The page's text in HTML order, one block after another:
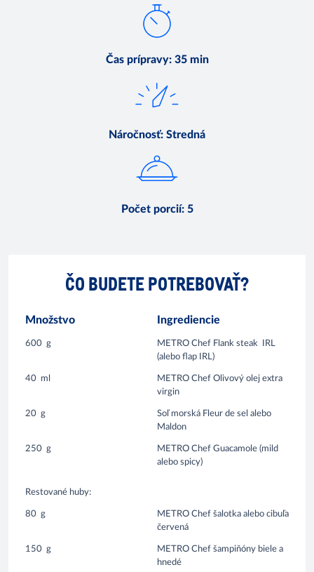
Čas prípravy: 35 min
Náročnosť: Stredná
Počet porcií: 5
ČO BUDETE POTREBOVAŤ?
Množstvo Ingrediencie
600 g
METRO Chef Flank steak IRL
(alebo flap IRL)
40 ml
METRO Chef Olivový olej extra
virgin
20 g
Soľ morská Fleur de sel alebo
Maldon
250 g
METRO Chef Guacamole (mild
alebo spicy)
Restované huby:
80 g
METRO Chef šalotka alebo cibuľa
červená
150 g
METRO Chef šampiňóny biele a
hnedé